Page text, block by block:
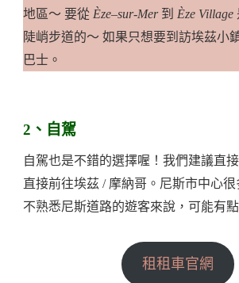
地區～ 要從 Èze–sur-Mer到 Èze Village
陡峭步道的～ 如果只想要到訪埃茲小
巴士。
2、自駕
自駕也是不錯的選擇喔！我們建議直
直接前往埃茲 / 摩納哥。尼斯市中心
不熟悉尼斯道路的遊客來說，可能有點
租租車官網